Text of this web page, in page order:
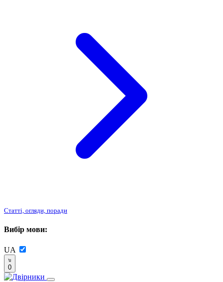
Статті, огляди, поради
Вибір мови:
UA
0